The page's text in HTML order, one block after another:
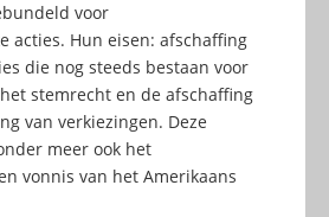
voor
acties. Hun eisen: afschaffing
die nog steeds bestaan voor
stemrecht en de afschaffing
van verkiezingen. Deze
meer ook het
vonnis van het Amerikaans